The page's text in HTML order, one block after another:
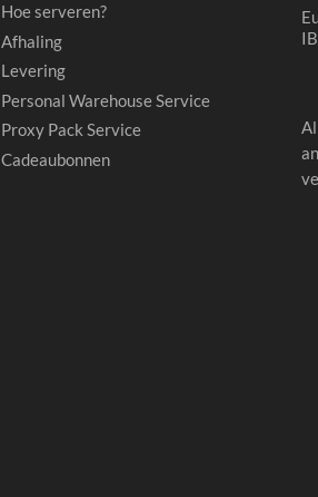
Hoe serveren?
Afhaling
Levering
Personal Warehouse Service
Proxy Pack Service
Cadeaubonnen